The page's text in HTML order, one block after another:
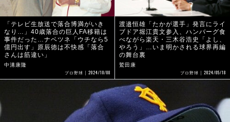
「テレビ生放送で落合博満がいき
なり…」40歳落合の巨人FA移籍は
事件だった…ナベツネ「ウチなら5
億円出す」原辰徳は不快感「落合
さんは筋違い」
中溝康隆
プロ野球 2024/10/08
渡邉恒雄「たかが選手」発言にライ
ブドア堀江貴文参入、ハンバーグ食
べながら楽天・三木谷浩史「よし、
やろう」…いま明かされる球界再編
の舞台裏
鷲田康
プロ野球 2024/05/18